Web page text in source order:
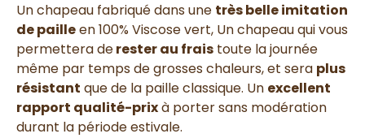
Un chapeau fabriqué dans une très belle imitation
de pailleen 100% Viscose vert, Un chapeau qui vous
permettera derester au frais toute la journée
même par temps de grosses chaleurs, et sera plus
résistant que de la paille classique. Un excellent
rapport qualité-prixà porter sans modération
durant la période estivale.